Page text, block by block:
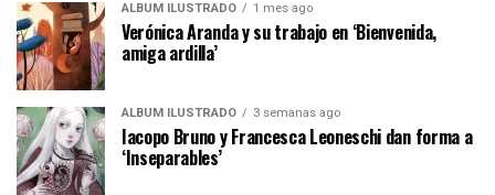
ÁLBUM ILUSTRADO 1 mes ago
Verónica Aranda y su trabajo en ‘Bienvenida,
amiga ardilla’
ÁLBUM ILUSTRADO 3 semanas ago
Iacopo Bruno y Francesca Leoneschi dan forma a
‘Inseparables’